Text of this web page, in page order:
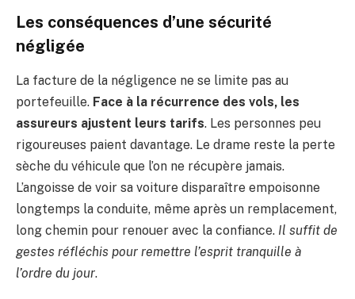
Les conséquences d’une sécurité
négligée
La facture de la négligence ne se limite pas au
portefeuille. Face à la récurrence des vols, les
assureurs ajustent leurs tarifs. Les personnes peu
rigoureuses paient davantage. Le drame reste la perte
sèche du véhicule que l’on ne récupère jamais.
L’angoisse de voir sa voiture disparaître empoisonne
longtemps la conduite, même après un remplacement,
long chemin pour renouer avec la confiance. Il suffit de
gestes réfléchis pour remettre l’esprit tranquille à
l’ordre du jour.